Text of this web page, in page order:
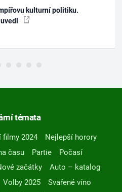
kulturní politiku.
témata
filmy 2024
Nejlepší horory
času Partie
Počasí
začátky
Auto – katalog
Volby 2025
Svařené víno